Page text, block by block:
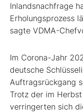
Inlandsnachfrage
Erholungsprozess
sagte VDMA-
Im Corona-Jahr
deutsche
Auftragsrückgang
Trotz der im
verringerten sich